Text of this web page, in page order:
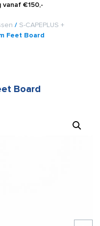
vanaf €150,-
/ S-CAPEPLUS +
Feet Board
Board